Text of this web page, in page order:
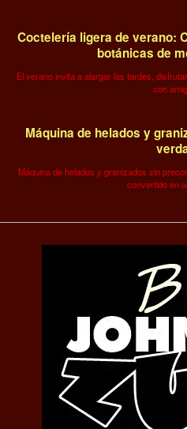
Coctelería ligera de verano:
botánicas de
El verano invita a alargar las tardes,
con
Máquina de helados y
Máquina de helados y granizados sin
convertido en